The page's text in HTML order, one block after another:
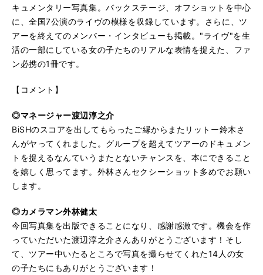
キュメンタリー写真集。バックステージ、オフショットを中心
に、全国7公演のライヴの模様を収録しています。さらに、ツ
アーを終えてのメンバー・インタビューも掲載。"ライヴ"を生
活の一部にしている女の子たちのリアルな表情を捉えた、ファ
ン必携の1冊です。
【コメント】
◎マネージャー渡辺淳之介
BiSHのスコアを出してもらったご縁からまたリットー鈴木さ
んがヤってくれました。グループを超えてツアーのドキュメン
トを捉えるなんていうまたとないチャンスを、本にできること
を嬉しく思ってます。外林さんセクシーショット多めでお願い
します。
◎カメラマン外林健太
今回写真集を出版できることになり、感謝感激です。機会を作
っていただいた渡辺淳之介さんありがとうございます！そし
て、ツアー中いたるところで写真を撮らせてくれた14人の女
の子たちにもありがとうございます！